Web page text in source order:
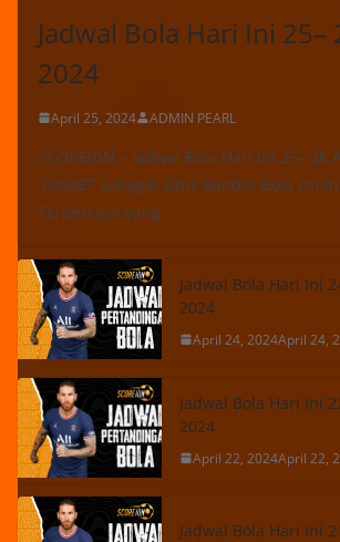
Jadwal Bola Hari Ini 25–
2024
April 25, 2024 ADMIN PEARL
SCOREIDN – Jadwal Bola Hari Ini 25– 26
:IOSBET sebagai Situs Bandar Bola
Terpercaya yang
Jadwal Bola Hari Ini
2024
April 24, 2024April 24,
Jadwal Bola Hari Ini
2024
April 22, 2024April 22,
Jadwal Bola Hari Ini